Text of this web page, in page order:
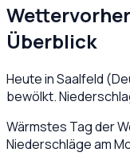
Überblick
Heute inSaalfeld (
bewölkt.
Wärmstes Tag der
Niederschläge am